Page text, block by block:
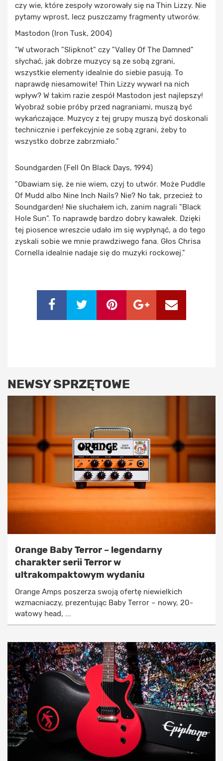
czy wie, które zespoły wzorowały się na Thin Lizzy. Nie
pytamy wprost, lecz puszczamy fragmenty utworów.
Mastodon (Iron Tusk, 2004)
"W utworach "Slipknot" czy "Valley Of The Damned"
słychać, jak dobrze muzycy są ze sobą zgrani,
wszystkie elementy idealnie do siebie pasują. To
naprawdę niesamowite! Thin Lizzy wywarł na nich
wpływ? W takim razie zespół Mastodon jest najlepszy!
Wyobraź sobie próby przed nagraniami, muszą być
wykańczające. Muzycy z tej grupy muszą być doskonali
technicznie i perfekcyjnie ze sobą zgrani, żeby to
wszystko dobrze zabrzmiało."
Soundgarden (Fell On Black Days, 1994)
"Obawiam się, że nie wiem, czyj to utwór. Może Puddle
Of Mudd albo Nine Inch Nails? Nie? No tak, przecież to
Soundgarden! Nie słuchałem ich, zanim nagrali "Black
Hole Sun". To naprawdę bardzo dobry kawałek. Dzięki
tej piosence wreszcie udało im się wypłynąć, a do tego
zyskali sobie we mnie prawdziwego fana. Głos Chrisa
Cornella idealnie nadaje się do muzyki rockowej."
NEWSY SPRZĘTOWE
Orange Baby Terror – legendarny
charakter serii Terror w
ultrakompaktowym wydaniu
Orange Amps poszerza swoją ofertę niewielkich
wzmacniaczy, prezentując Baby Terror – nowy, 20-
watowy head, ...